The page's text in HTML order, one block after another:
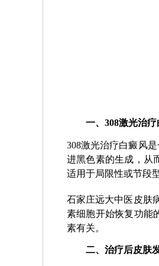
一、308激光治
308激光治疗白癜风
进黑色素的生成，从
适用于局限性或节段
石家庄远大中医皮肤
素细胞开始恢复功能
素有关。
二、治疗后皮肤